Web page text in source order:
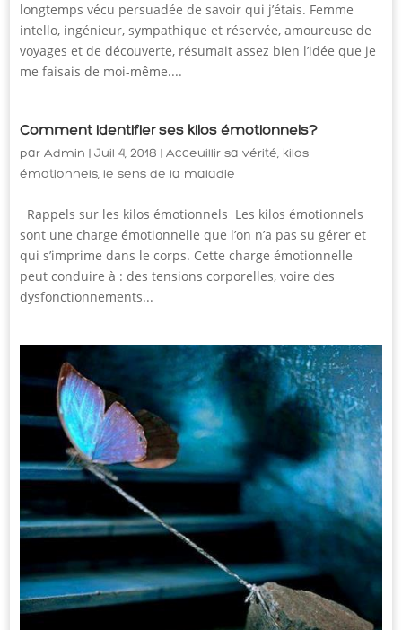
longtemps vécu persuadée de savoir qui j’étais. Femme
intello, ingénieur, sympathique et réservée, amoureuse de
voyages et de découverte, résumait assez bien l’idée que je
me faisais de moi-même....
Comment identifier ses kilos émotionnels?
par Admin Juil 4, 2018 Acceuillir sa vérité, kilos
émotionnels, le sens de la maladie
Rappels sur les kilos émotionnels Les kilos émotionnels
sont une charge émotionnelle que l’on n’a pas su gérer et
qui s’imprime dans le corps. Cette charge émotionnelle
peut conduire à : des tensions corporelles, voire des
dysfonctionnements...